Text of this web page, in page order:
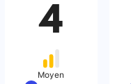
4
Moyen